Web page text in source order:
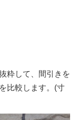
粋して、間引きを
比較します。(寸